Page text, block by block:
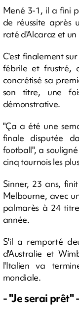
Mené 3-1, il a fini
de réussite après
raté d'Alcaraz et
C'est finalement
fébrile et frustré,
concrétisé sa
son titre, une
démonstrative.
"Ça a été une
finale disputée
football", a
cinq tournois les
Sinner, 23 ans,
Melbourne, avec
palmarès à 24
année.
S'il a remporté
d'Australie et
l'Italien va
mondiale.
- "Je serai prêt" -